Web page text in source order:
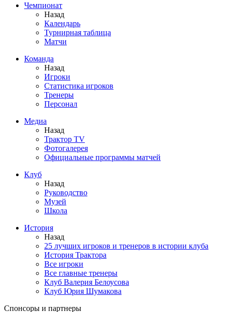
Чемпионат
Назад
Календарь
Турнирная таблица
Матчи
Команда
Назад
Игроки
Статистика игроков
Тренеры
Персонал
Медиа
Назад
Трактор TV
Фотогалерея
Официальные программы матчей
Клуб
Назад
Руководство
Музей
Школа
История
Назад
25 лучших игроков и тренеров в истории клуба
История Трактора
Все игроки
Все главные тренеры
Клуб Валерия Белоусова
Клуб Юрия Шумакова
Спонсоры и партнеры